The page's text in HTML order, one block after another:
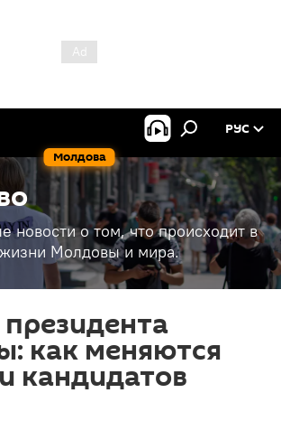
Молдова
РУС
новости о том, что происходит в
Молдовы и мира.
как меняются
кандидатов